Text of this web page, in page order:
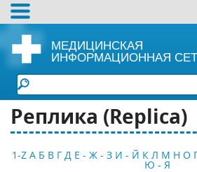
МЕДИЦИНСКАЯ
ИНФОРМАЦИОННАЯ
Реплика (Replica)
1-Z А Б В Г Д Е - Ж - З И - Й К Л М Н О
Ю - Я